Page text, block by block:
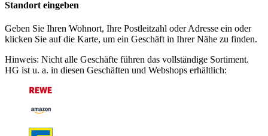
Standort eingeben
Geben Sie Ihren Wohnort, Ihre Postleitzahl oder Adresse ein oder
klicken Sie auf die Karte, um ein Geschäft in Ihrer Nähe zu finden.
Hinweis: Nicht alle Geschäfte führen das vollständige Sortiment.
HG ist u. a. in diesen Geschäften und Webshops erhältlich: